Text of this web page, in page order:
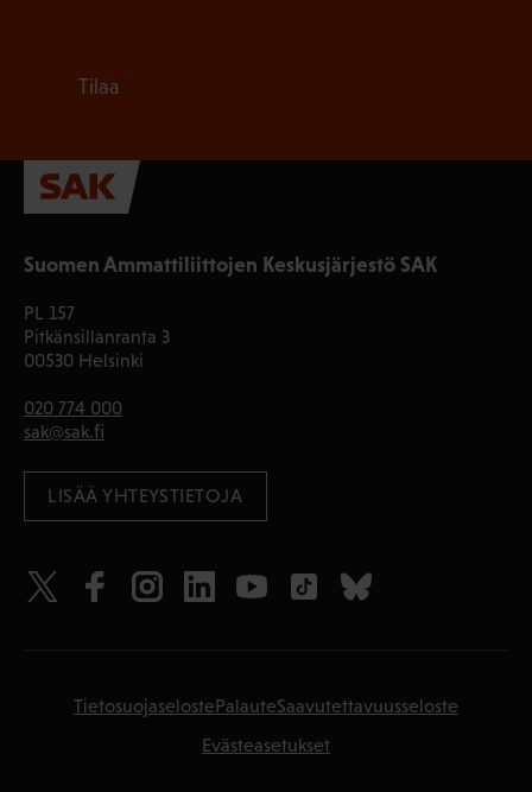
Suomen Ammattiliittojen Keskusjärjestö SAK
PL 157
Pitkänsillanranta 3
00530 Helsinki
020 774 000
sak@sak.fi
LISÄÄ YHTEYSTIETOJA
Tilaa
Tietosuojaseloste PalauteSaavutettavuusseloste
Evästeasetukset